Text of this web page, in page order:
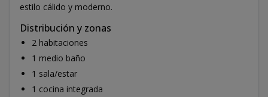
estilo cálido y moderno.
Distribución y zonas
2 habitaciones
1 medio baño
1 sala/estar
1 cocina integrada